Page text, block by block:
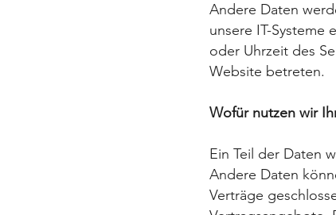
Andere Daten
unsere IT-Systeme
oder Uhrzeit des
Website betreten.
Wofür nutzen wir
Ein Teil der Daten
Andere Daten
Verträge